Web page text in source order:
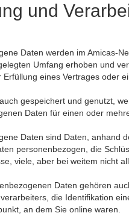
und
Daten werden im Amicas-
Umfang erhoben und
Erfüllung eines Vertrages oder
gespeichert und genutzt,
Daten für einen oder
Daten sind Daten, anhand
personenbezogen, die
viele, aber bei weitem nicht
Daten gehören
die Identifikation
an dem Sie online waren.